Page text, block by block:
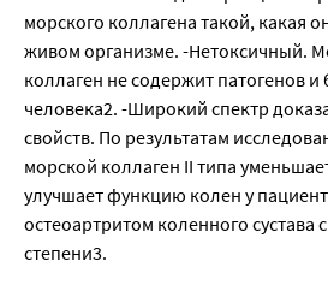
морского коллагена такой, какая
живом организме. -Нетоксичный.
коллаген не содержит патогенов и
человека2. -Широкий спектр
свойств. По результатам
морской коллаген II типа
улучшает функцию колен у
остеоартритом коленного сустава
степени3.